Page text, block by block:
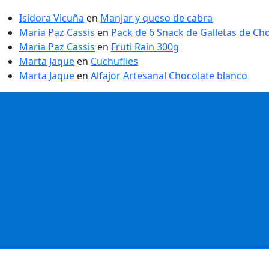
Isidora Vicuña en Manjar y queso de cabra
Maria Paz Cassis en Pack de 6 Snack de Galletas de
Maria Paz Cassis en Fruti Rain 300g
Marta Jaque en Cuchuflies
Marta Jaque en Alfajor Artesanal Chocolate blanco